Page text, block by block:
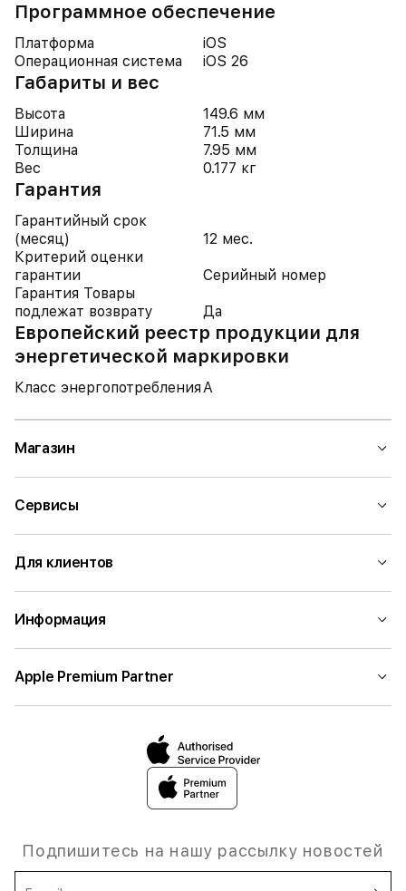
Программное обеспечение
Платформа
iOS
Операционная система
iOS 26
Габариты и вес
Высота
149.6 мм
Ширина
71.5 мм
Толщина
7.95 мм
Вес
0.177 кг
Гарантия
Гарантийный срок
(месяц)
12 мес.
Критерий оценки
гарантии
Серийный номер
Гарантия Товары
подлежат возврату
Да
Европейский реестр продукции для
энергетической маркировки
Класс энергопотребленияA
Магазин
Сервисы
Для клиентов
Информация
Apple Premium Partner
Подпишитесь на нашу рассылку новостей